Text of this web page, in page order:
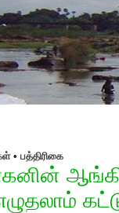
• பத்திரிகை
ஆங்கில